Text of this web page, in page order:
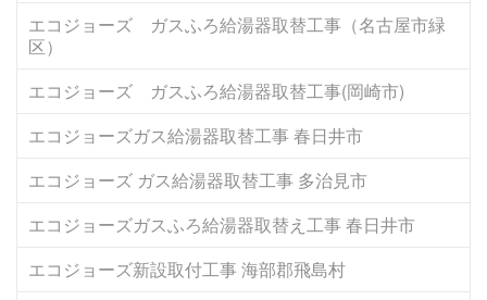
エコジョーズ ガスふろ給湯器取替工事（名古屋市緑
区）
エコジョーズ ガスふろ給湯器取替工事(岡崎市)
エコジョーズガス給湯器取替工事 春日井市
エコジョーズ ガス給湯器取替工事 多治見市
エコジョーズガスふろ給湯器取替え工事 春日井市
エコジョーズ新設取付工事 海部郡飛島村